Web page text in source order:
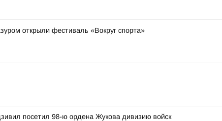
открыли фестиваль «Вокруг спорта»
посетил 98-ю ордена Жукова дивизию войск